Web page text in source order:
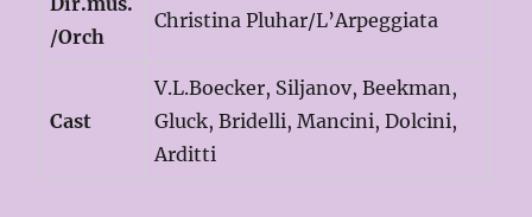
/Orch
Christina Pluhar/L’Arpeggiata
Cast
V.L.Boecker, Siljanov, Beekman,
Gluck, Bridelli, Mancini, Dolcini,
Arditti